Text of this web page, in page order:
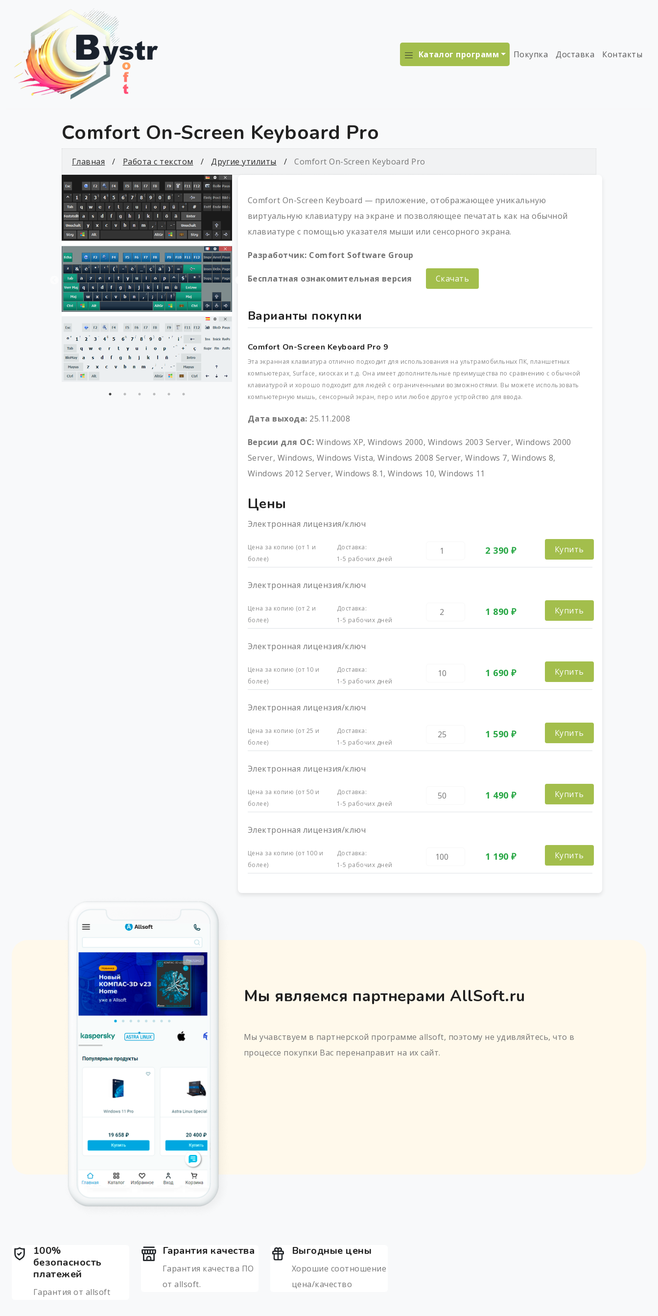
Каталог программ Покупка Доставка Контакты
Comfort On-Screen Keyboard Pro
Главная Работа с текстом Другие утилиты Comfort On-Screen Keyboard Pro
Comfort On-Screen Keyboard — приложение, отображающее уникальную
виртуальную клавиатуру на экране и позволяющее печатать как на обычной
клавиатуре с помощью указателя мыши или сенсорного экрана.
Разработчик: Comfort Software Group
Бесплатная ознакомительная версия Скачать
Варианты покупки
Comfort On-Screen Keyboard Pro 9
Эта экранная клавиатура отлично подходит для использования на ультрамобильных ПК, планшетных
компьютерах, Surface, киосках и т.д. Она имеет дополнительные преимущества по сравнению с обычной
клавиатурой и хорошо подходит для людей с ограниченными возможностями. Вы можете использовать
компьютерную мышь, сенсорный экран, перо или любое другое устройство для ввода.
Дата выхода: 25.11.2008
Версии для ОС: Windows XP, Windows 2000, Windows 2003 Server, Windows 2000
Server, Windows, Windows Vista, Windows 2008 Server, Windows 7, Windows 8,
Windows 2012 Server, Windows 8.1, Windows 10, Windows 11
Цены
Электронная лицензия/ключ
Цена за копию (от 1 и
более)
Доставка:
1-5 рабочих дней
2 390 ₽ Купить
Электронная лицензия/ключ
Цена за копию (от 2 и
более)
Доставка:
1-5 рабочих дней
1 890 ₽ Купить
Электронная лицензия/ключ
Цена за копию (от 10 и
более)
Доставка:
1-5 рабочих дней
1 690 ₽ Купить
Электронная лицензия/ключ
Цена за копию (от 25 и
более)
Доставка:
1-5 рабочих дней
1 590 ₽ Купить
Электронная лицензия/ключ
Цена за копию (от 50 и
более)
Доставка:
1-5 рабочих дней
1 490 ₽ Купить
Электронная лицензия/ключ
Цена за копию (от 100 и
более)
Доставка:
1-5 рабочих дней
1 190 ₽ Купить
Мы являемся партнерами AllSoft.ru
Мы учавствуем в партнерской программе allsoft, поэтому не удивляйтесь, что в
процессе покупки Вас перенаправит на их сайт.
100%
безопасность
платежей
Гарантия от allsoft
Гарантия качества
Гарантия качества ПО
от allsoft.
Выгодные цены
Хорошие соотношение
цена/качество